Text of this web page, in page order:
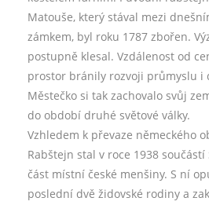
Matouše, který stával mezi
zámkem, byl roku 1787 zbořen.
postupně klesal. Vzdálenost od
prostor bránily rozvoji průmyslu i
Městečko si tak zachovalo svůj
do období druhé světové války.
Vzhledem k převaze německého
Rabštejn stal v roce 1938
část místní české menšiny. S ní
poslední dvě židovské rodiny a